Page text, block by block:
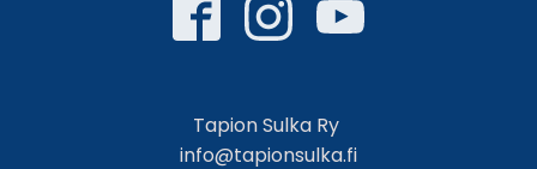
Tapion Sulka Ry
info@tapionsulka.fi